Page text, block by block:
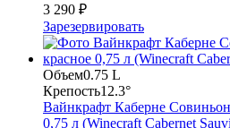
3 290 ₽
Зарезервировать
Объем0.75 L
Крепость12.3°
Вайнкрафт Каберне
0,75 л (Winecraft Cabernet